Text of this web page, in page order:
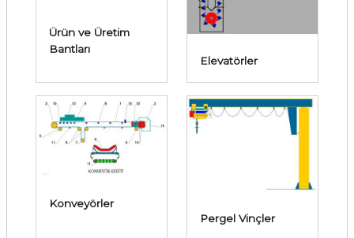
Ürün ve Üretim
Bantları
Elevatörler
Konveyörler
Pergel Vinçler